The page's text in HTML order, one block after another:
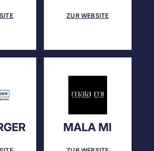
ZUR WEBSITE
MALA MI